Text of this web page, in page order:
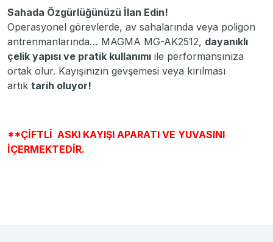
Sahada Özgürlüğünüzü İlan Edin!
Operasyonel görevlerde, av sahalarında veya poligon
antrenmanlarında… MAGMA MG-AK2512, dayanıklı
çelik yapısı ve pratik kullanımı ile performansınıza
ortak olur. Kayışınızın gevşemesi veya kırılması
artık tarih oluyor!
**ÇİFTLİ ASKI KAYIŞI APARATI VE YUVASINI
İÇERMEKTEDİR.